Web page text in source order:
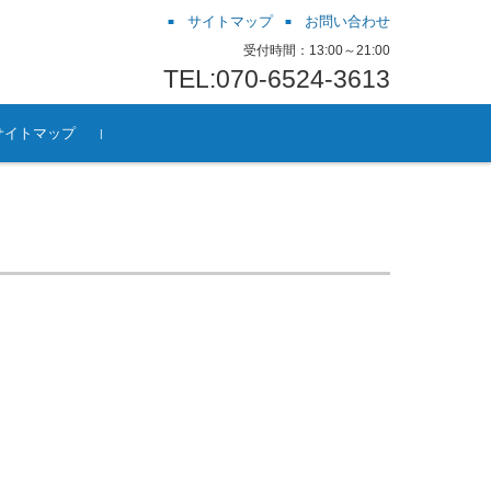
サイトマップ お問い合わせ
受付時間：13:00～21:00
TEL:070-6524-3613
イトマップ